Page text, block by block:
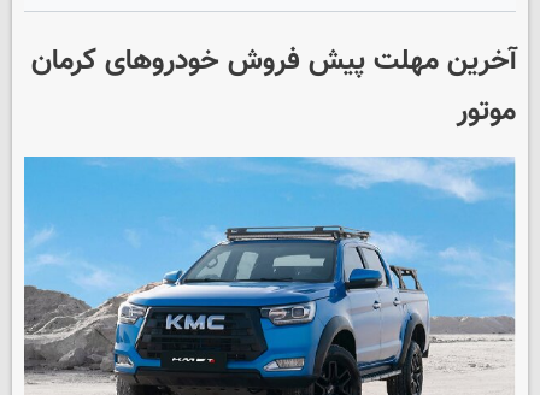
آخرین مهلت پیش فروش خودروهای کرمان
موتور